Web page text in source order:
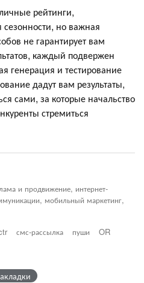
рейтинги,
но важная
не гарантирует вам
каждый подвержен
генерация и тестирование
дадут вам результаты,
сами, за которые начальство
стремиться
и продвижение, интернет-
мобильный маркетинг,
смс-рассылка пуши OR